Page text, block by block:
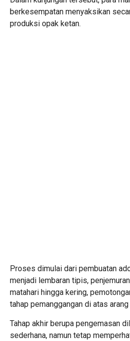
berkesempatan menyaksikan
produksi opak ketan.
Proses dimulai dari pembuatan
menjadi lembaran tipis,
matahari hingga kering,
tahap pemanggangan di atas arang
Tahap akhir berupa pengemasan
sederhana, namun tetap